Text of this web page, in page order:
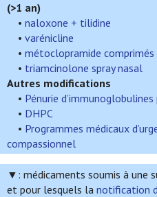
(>1 an)
• naloxone + tilidine
• varénicline
• métoclopramide comprimés
• triamcinolone spray nasal
Autres modifications
• Pénurie
• DHPC
• Programmes médicaux
compassionnel
▼: médicaments soumis à une
et pour lesquels la notification